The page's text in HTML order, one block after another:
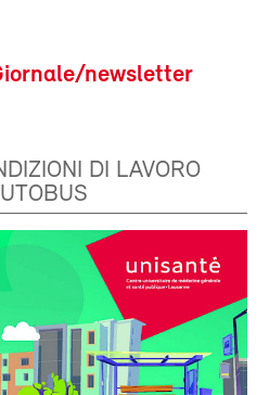
newsletter
DI LAVORO